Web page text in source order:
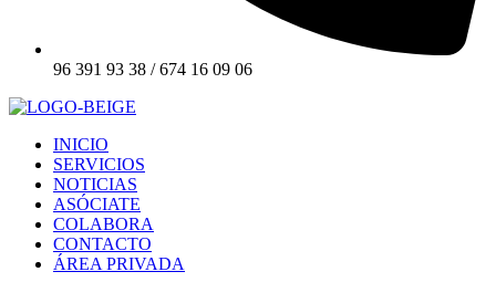
96 391 93 38 / 674 16 09 06
INICIO
SERVICIOS
NOTICIAS
ASÓCIATE
COLABORA
CONTACTO
ÁREA PRIVADA